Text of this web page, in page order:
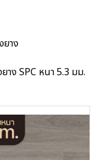
ยาง
าง SPC หนา 5.3 มม.